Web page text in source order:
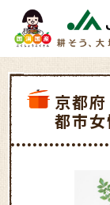
京都
都市